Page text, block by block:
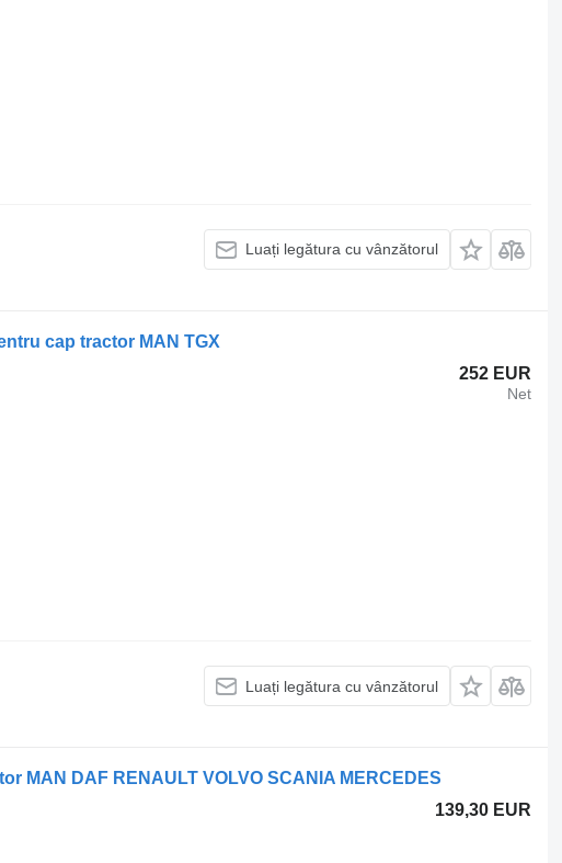
Luați legătura cu vânzătorul
cap tractor MAN TGX
252 EUR
Net
Luați legătura cu vânzătorul
MAN DAF RENAULT VOLVO SCANIA MERCEDES
139,30 EUR